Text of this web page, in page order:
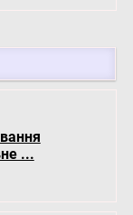
...